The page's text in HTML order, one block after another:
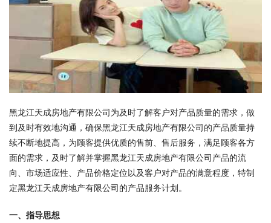
黑龙江天成房地产有限公司为及时了解客户对产品质量的需求，做
到及时有效地沟通，确保黑龙江天成房地产有限公司的产品质量持
续不断地提高，为顾客提供优质的售前、售后服务，满足顾客各方
面的需求，及时了解并掌握黑龙江天成房地产有限公司产品的流
向、市场适应性、产品价格定位以及客户对产品的满意程度，特制
定黑龙江天成房地产有限公司的产品服务计划。
一、指导思想